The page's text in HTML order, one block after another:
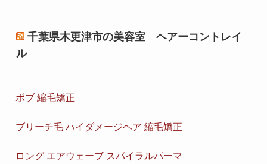
千葉県木更津市の美容室 ヘアーコントレイ
ル
ボブ 縮毛矯正
ブリーチ毛 ハイダメージヘア 縮毛矯正
ロング エアウェーブ スパイラルパーマ